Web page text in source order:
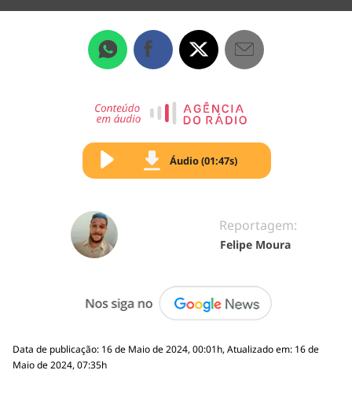
Áudio (01:47s)
Reportagem:
Felipe Moura
Data de publicação: 16 de Maio de 2024, 00:01h, Atualizado em: 16 de
Maio de 2024, 07:35h